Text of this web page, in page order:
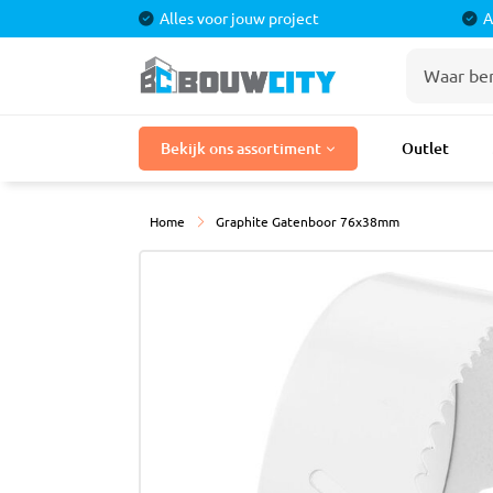
Alles voor jouw project
Bekijk ons assortiment Outlet
Bouwmaterialen
Home Graphite Gatenboor 76x38mm